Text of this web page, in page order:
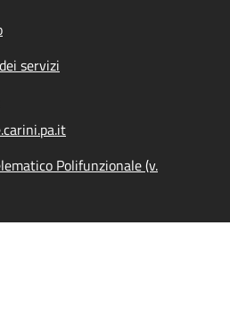
servizi
Polifunzionale (v.